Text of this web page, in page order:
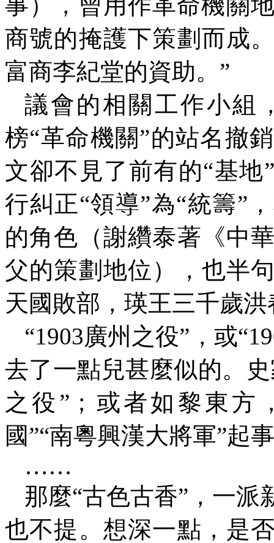
商號的掩護下策劃而成
富商李紀堂的資助。”
議會的相關工作小組
榜“革命機關”的站名撤
文卻不見了前有的“基地
行糾正“領導”為“統籌”
的角色（謝纘泰著《中
父的策劃地位），也半
天國敗部，瑛王三千歲
“1903廣州之役”，或“
去了一點兒甚麼似的。
之役”；或者如黎東方
國”“南粵興漢大將軍”起
……
那麼“古色古香”，一
也不提。想深一點，是